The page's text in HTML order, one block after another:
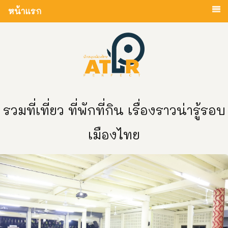
หน้าแรก
รวมที่เที่ยว ที่พักที่กิน เรื่องราวน่ารู้รอบ
เมืองไทย